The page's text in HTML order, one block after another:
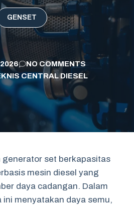
GENSET
NO COMMENTS
CENTRAL DIESEL
generator set berkapasitas
mesin diesel yang
daya cadangan. Dalam
menyatakan daya semu,